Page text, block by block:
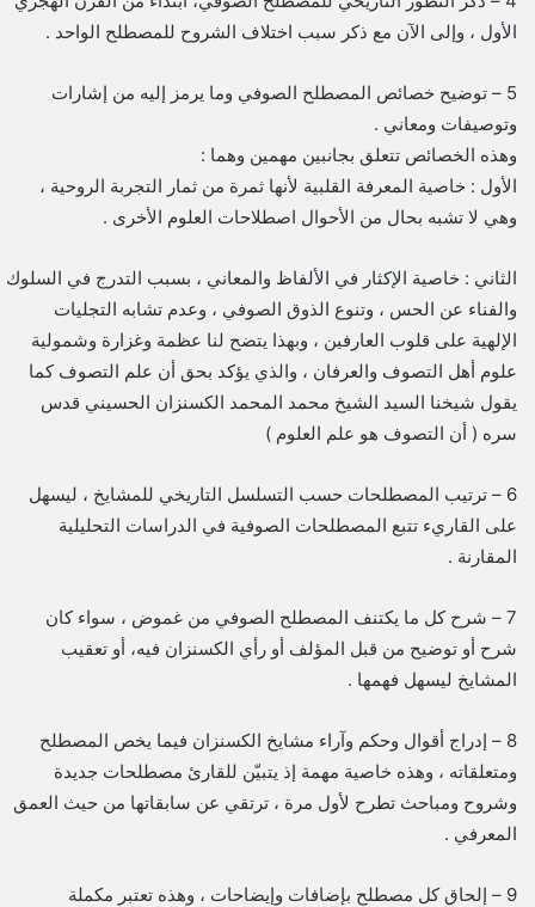
الأول ، وإلى الآن مع ذكر سبب اختلاف الشروح للمصطلح الواحد .
5 – توضيح خصائص المصطلح الصوفي وما يرمز إليه من إشارات
وتوصيفات ومعاني .
وهذه الخصائص تتعلق بجانبين مهمين وهما :
الأول : خاصية المعرفة القلبية لأنها ثمرة من ثمار التجربة الروحية ،
وهي لا تشبه بحال من الأحوال اصطلاحات العلوم الأخرى .
الثاني : خاصية الإكثار في الألفاظ والمعاني ، بسبب التدرج في السلوك
والفناء عن الحس ، وتنوع الذوق الصوفي ، وعدم تشابه التجليات
الإلهية على قلوب العارفين ، وبهذا يتضح لنا عظمة وغزارة وشمولية
علوم أهل التصوف والعرفان ، والذي يؤكد بحق أن علم التصوف كما
يقول شيخنا السيد الشيخ محمد المحمد الكسنزان الحسيني قدس
سره ( أن التصوف هو علم العلوم )
6 – ترتيب المصطلحات حسب التسلسل التاريخي للمشايخ ، ليسهل
على القاريء تتبع المصطلحات الصوفية في الدراسات التحليلية
المقارنة .
7 – شرح كل ما يكتنف المصطلح الصوفي من غموض ، سواء كان
شرح أو توضيح من قبل المؤلف أو رأي الكسنزان فيه، أو تعقيب
المشايخ ليسهل فهمها .
8 – إدراج أقوال وحكم وآراء مشايخ الكسنزان فيما يخص المصطلح
ومتعلقاته ، وهذه خاصية مهمة إذ يتبيّن للقارئ مصطلحات جديدة
وشروح ومباحث تطرح لأول مرة ، ترتقي عن سابقاتها من حيث العمق
المعرفي .
9 – إلحاق كل مصطلح بإضافات وإيضاحات ، وهذه تعتبر مكملة